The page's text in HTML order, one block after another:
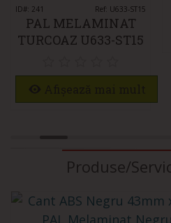
ID#: 241 Ref: U633-ST15
PAL MELAMINAT
TURCOAZ U633-ST15
Produse/